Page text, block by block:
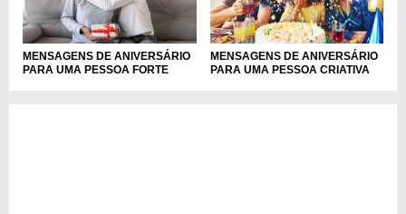
MENSAGENS DE ANIVERSÁRIO
PARA UMA PESSOA FORTE
MENSAGENS DE ANIVERSÁRIO
PARA UMA PESSOA CRIATIVA